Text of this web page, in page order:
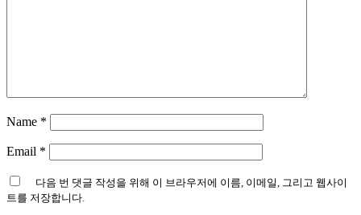
Name *
Email *
다음 번 댓글 작성을 위해 이 브라우저에 이름, 이메일, 그리고 웹사이
트를 저장합니다.